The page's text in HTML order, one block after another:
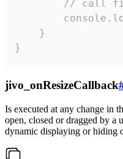
// call
    }
}
jivo_onResizeCallback
Is executed at any change in
open, closed or dragged by a
dynamic displaying or hiding